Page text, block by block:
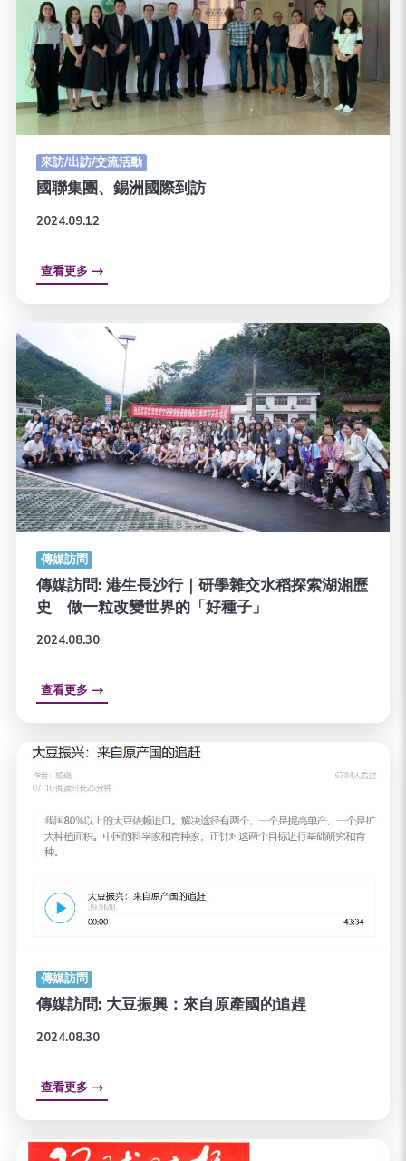
來訪/出訪/交流活動
國聯集團、錫洲國際到訪
2024.09.12
查看更多
傳媒訪問
傳媒訪問: 港生長沙行｜研學雜交水稻探索湖湘歷
史 做一粒改變世界的「好種子」
2024.08.30
查看更多
傳媒訪問
傳媒訪問: 大豆振興：來自原產國的追趕
2024.08.30
查看更多